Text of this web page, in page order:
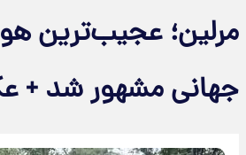
مرلین؛ عجیب‌ترین
جهانی مشهور شد +